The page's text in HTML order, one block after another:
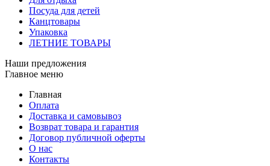
Посуда для детей
Канцтовары
Упаковка
ЛЕТНИЕ ТОВАРЫ
Наши предложения
Главное меню
Главная
Оплата
Доставка и самовывоз
Возврат товара и гарантия
Договор публичной оферты
О нас
Контакты